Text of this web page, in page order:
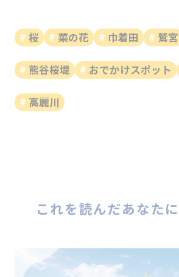
桜 菜の花 巾着田 鷲宮
熊谷桜堤 おでかけスポット
高麗川
これを読んだあなた